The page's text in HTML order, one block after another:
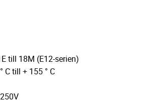
till 18M (E12-serien)
C till + 155 ° C